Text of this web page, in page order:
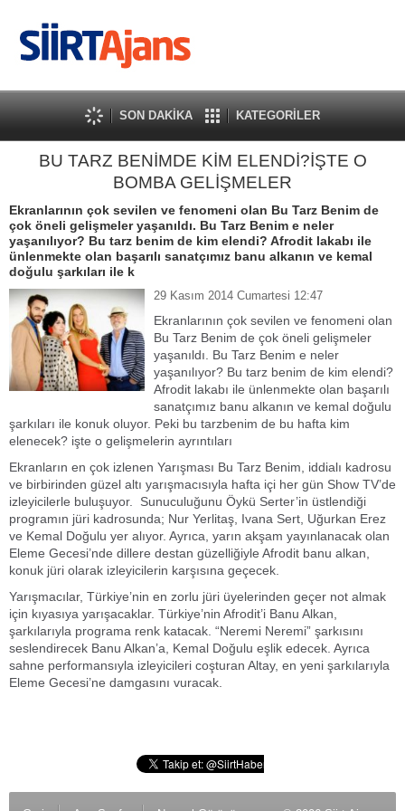
SON DAKİKA KATEGORİLER
BU TARZ BENİMDE KİM ELENDİ?İŞTE O
BOMBA GELİŞMELER
Ekranlarının çok sevilen ve fenomeni olan Bu Tarz Benim de
çok öneli gelişmeler yaşanıldı. Bu Tarz Benim e neler
yaşanılıyor? Bu tarz benim de kim elendi? Afrodit lakabı ile
ünlenmekte olan başarılı sanatçımız banu alkanın ve kemal
doğulu şarkıları ile k
29 Kasım 2014 Cumartesi 12:47
Ekranlarının çok sevilen ve fenomeni olan
Bu Tarz Benim de çok öneli gelişmeler
yaşanıldı. Bu Tarz Benim e neler
yaşanılıyor? Bu tarz benim de kim elendi?
Afrodit lakabı ile ünlenmekte olan başarılı
sanatçımız banu alkanın ve kemal doğulu
şarkıları ile konuk oluyor. Peki bu tarzbenim de bu hafta kim
elenecek? işte o gelişmelerin ayrıntıları
Ekranların en çok izlenen Yarışması Bu Tarz Benim, iddialı kadrosu
ve birbirinden güzel altı yarışmacısıyla hafta içi her gün Show TV’de
izleyicilerle buluşuyor. Sunuculuğunu Öykü Serter’in üstlendiği
programın jüri kadrosunda; Nur Yerlitaş, Ivana Sert, Uğurkan Erez
ve Kemal Doğulu yer alıyor. Ayrıca, yarın akşam yayınlanacak olan
Eleme Gecesi’nde dillere destan güzelliğiyle Afrodit banu alkan,
konuk jüri olarak izleyicilerin karşısına geçecek.
Yarışmacılar, Türkiye’nin en zorlu jüri üyelerinden geçer not almak
için kıyasıya yarışacaklar. Türkiye’nin Afrodit’i Banu Alkan,
şarkılarıyla programa renk katacak. “Neremi Neremi” şarkısını
seslendirecek Banu Alkan’a, Kemal Doğulu eşlik edecek. Ayrıca
sahne performansıyla izleyicileri coşturan Altay, en yeni şarkılarıyla
Eleme Gecesi’ne damgasını vuracak.